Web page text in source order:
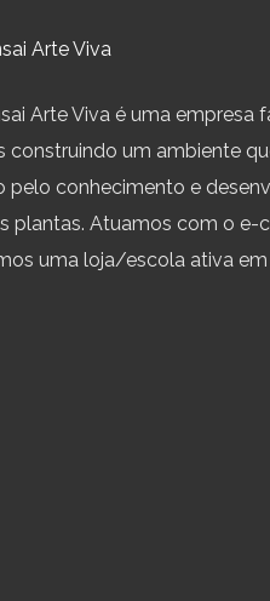
Arte Viva é uma empresa
construindo um ambiente
pelo conhecimento e
plantas. Atuamos com o e-
uma loja/escola ativa em